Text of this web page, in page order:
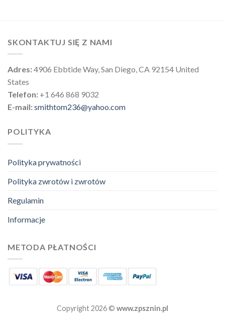
SKONTAKTUJ SIĘ Z NAMI
Adres:4906 Ebbtide Way, San Diego, CA 92154 United
States
Telefon: +1 646 868 9032
E-mail:smithtom236@yahoo.com
POLITYKA
Polityka prywatności
Polityka zwrotów i zwrotów
Regulamin
Informacje
METODA PŁATNOŚCI
Copyright 2026 © www.zpsznin.pl